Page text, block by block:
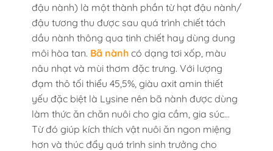
đậu nành) là một thành phần từ hạt đậu nành/
đậu tương thu được sau quá trình chiết tách
dầu nành thông qua tinh chiết hay dùng dung
môi hòa tan. Bã nànhcó dạng tơi xốp, màu
nâu nhạt và mùi thơm đặc trưng. Với lượng
đạm thô tối thiểu 45,5%, giàu axit amin thiết
yếu đặc biệt là Lysine nên bã nành được dùng
làm thức ăn chăn nuôi cho gia cầm, gia súc…
Từ đó giúp kích thích vật nuôi ăn ngon miệng
hơn và thúc đẩy quá trình sinh trưởng cho